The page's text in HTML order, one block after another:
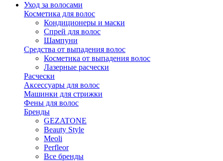
Уход за волосами
Косметика для волос
Кондиционеры и маски
Спрей для волос
Шампуни
Средства от выпадения волос
Косметика от выпадения волос
Лазерные расчески
Расчески
Аксессуары для волос
Машинки для стрижки
Фены для волос
Бренды
GEZATONE
Beauty Style
Meoli
Perfleor
Все бренды